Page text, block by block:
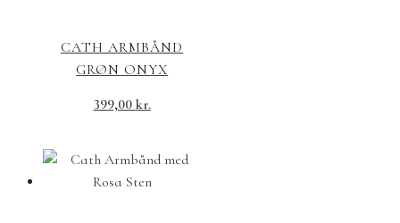
CATH ARMBÅND
GRØN ONYX
399,00 kr.